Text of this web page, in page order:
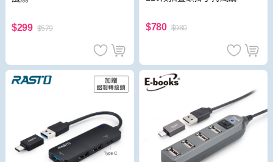
$299 $579 $780 $980